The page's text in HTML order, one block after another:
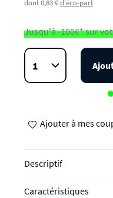
dont 0,83 €d'éco-part
Jusqu'à -100€* sur
Ajouter à mes
Descriptif
Caractéristiques